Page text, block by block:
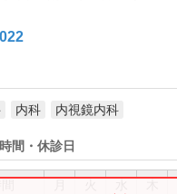
内科 内視鏡内科
間・休診日